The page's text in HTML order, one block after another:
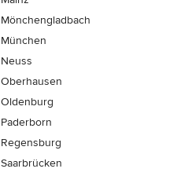
Mönchen­gladbach
München
Neuss
Oberhausen
Oldenburg
Paderborn
Regensburg
Saarbrücken